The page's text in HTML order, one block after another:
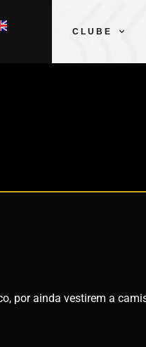
CLUBE
por ainda vestirem a